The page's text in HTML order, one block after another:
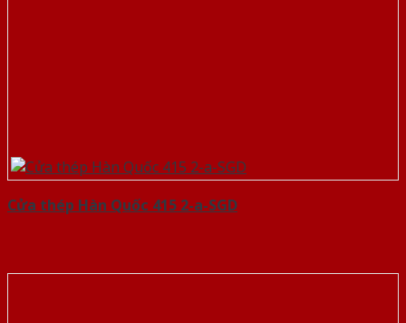
Cửa thép Hàn Quốc 415 2-a-SGD